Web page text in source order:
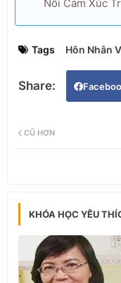
Nối Cảm Xúc
Tags Hôn Nhân
CŨ HƠN
KHÓA HỌC YÊU